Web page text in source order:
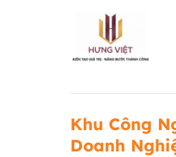
Khu Công
Doanh